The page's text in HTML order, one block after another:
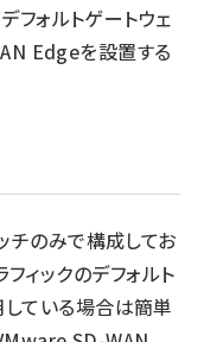
フォルトゲートウェ
Edgeを設置する
チのみで構成してお
ィックのデフォルト
ている場合は簡単